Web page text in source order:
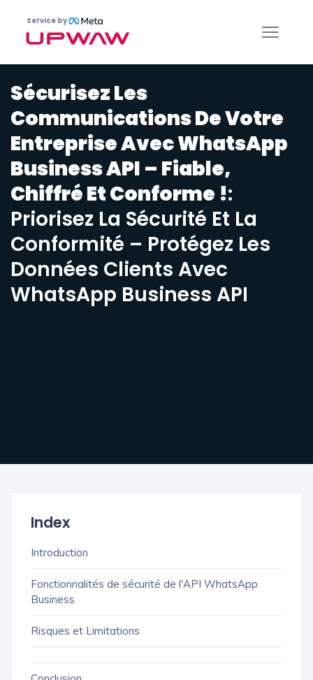
Service by
Sécurisez Les
Communications De Votre
Entreprise Avec WhatsApp
Business API – Fiable,
Chiffré Et Conforme !:
Priorisez La Sécurité Et La
Conformité – Protégez Les
Données Clients Avec
WhatsApp Business API
Index
Introduction
Fonctionnalités de sécurité de l'API WhatsApp
Business
Risques et Limitations